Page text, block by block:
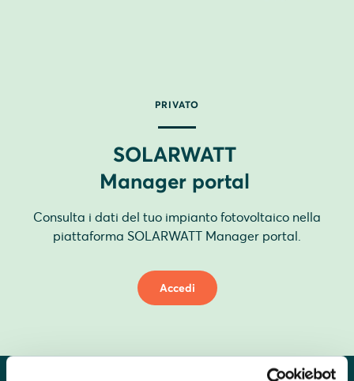
PRIVATO
SOLARWATT
Manager portal
Consulta i dati del tuo impianto fotovoltaico nella
piattaforma SOLARWATT Manager portal.
Accedi